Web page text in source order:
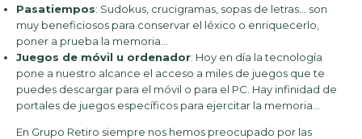
Pasatiempos: Sudokus, crucigramas, sopas de letras… son
muy beneficiosos para conservar el léxico o enriquecerlo,
poner a prueba la memoria…
Juegos de móvil u ordenador: Hoy en día la tecnología
pone a nuestro alcance el acceso a miles de juegos que te
puedes descargar para el móvil o para el PC. Hay infinidad de
portales de juegos específicos para ejercitar la memoria…
En Grupo Retiro siempre nos hemos preocupado por las